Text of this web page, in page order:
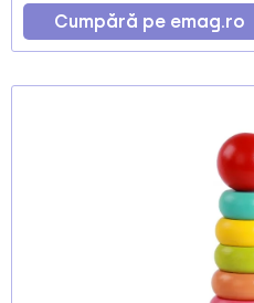
Cumpără pe emag.ro